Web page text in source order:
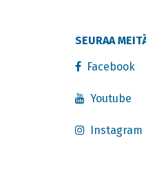
SEURAA
Facebook
Youtube
Instagram